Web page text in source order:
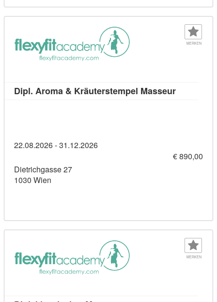
MERKEN
Dipl. Aroma & Kräuterstempel MasseurKursdetail:
22.08.2026 - 31.12.2026
€ 890,00
Dietrichgasse 27
1030 Wien
MERKEN